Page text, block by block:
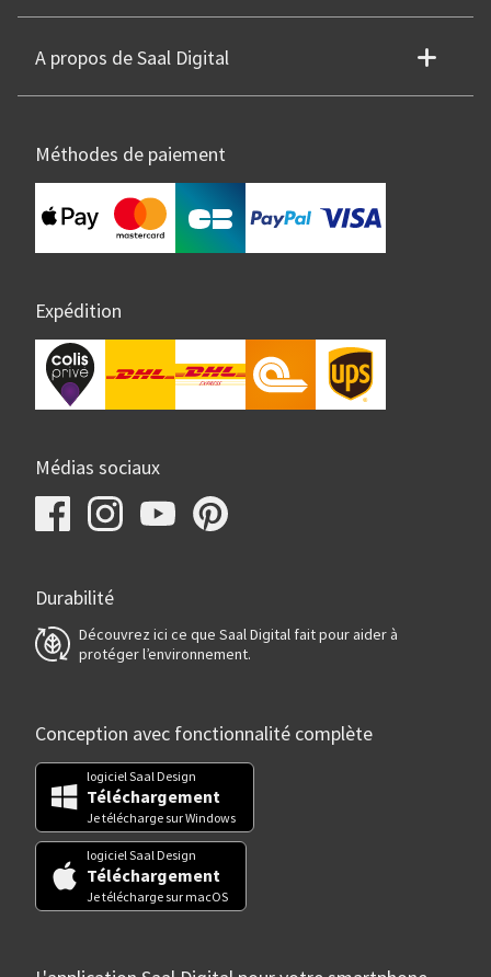
A propos de Saal Digital
Méthodes de paiement
Expédition
Médias sociaux
Durabilité
Découvrez ici ce que Saal Digital fait pour aider à
protéger l’environnement.
Conception avec fonctionnalité complète
logiciel Saal Design
Téléchargement
Je télécharge sur Windows
logiciel Saal Design
Téléchargement
Je télécharge sur macOS